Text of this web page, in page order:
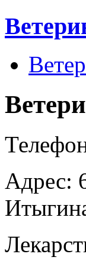
Адрес: